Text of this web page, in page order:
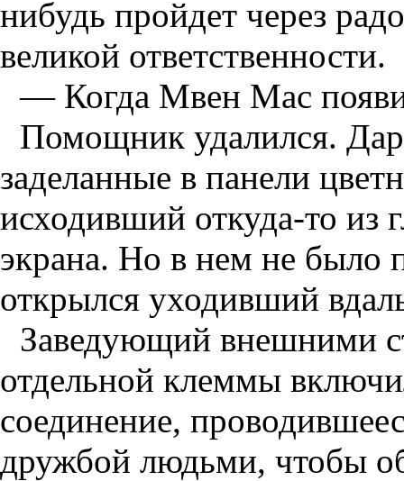
нибудь пройдет через
великой ответственности.
— Когда Мвен Мас
Помощник удалился.
заделанные в панели
исходивший откуда-то из
экрана. Но в нем не было
открылся уходивший
Заведующий внешними
отдельной клеммы
соединение,
дружбой людьми, чтобы